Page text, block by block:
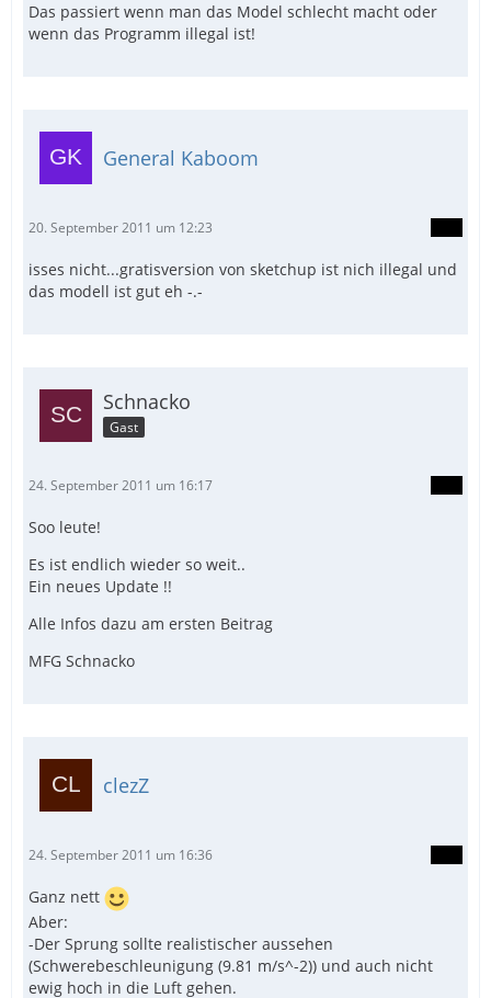
Das passiert wenn man das Model schlecht macht oder
wenn das Programm illegal ist!
General Kaboom
20. September 2011 um 12:23
isses nicht...gratisversion von sketchup ist nich illegal und
das modell ist gut eh -.-
Schnacko
Gast
24. September 2011 um 16:17
Soo leute!
Es ist endlich wieder so weit..
Ein neues Update !!
Alle Infos dazu am ersten Beitrag
MFG Schnacko
clezZ
24. September 2011 um 16:36
Ganz nett
Aber:
-Der Sprung sollte realistischer aussehen
(Schwerebeschleunigung (9.81 m/s^-2)) und auch nicht
ewig hoch in die Luft gehen.